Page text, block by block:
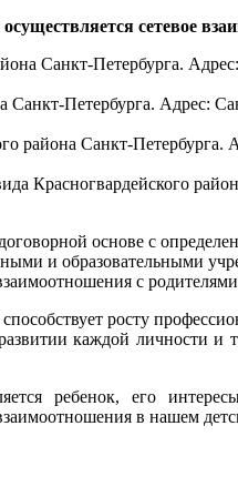
сетевое
Санкт-Петербурга.
Санкт-Петербурга. Адрес:
района Санкт-Петербурга.
Красногвардейского
основе с
и образовательными
с
росту
каждой личности
ребенок, его
в нашем